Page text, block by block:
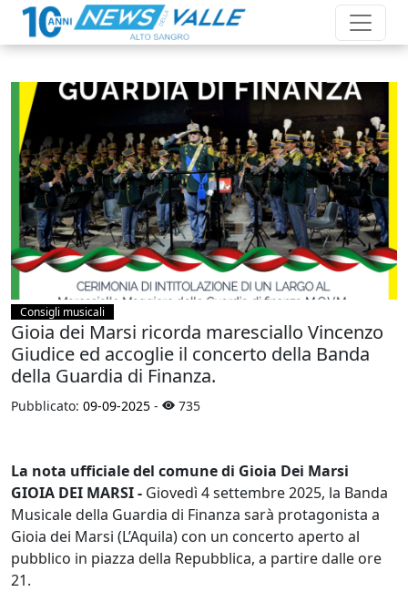
Consigli musicali
Gioia dei Marsi ricorda maresciallo Vincenzo
Giudice ed accoglie il concerto della Banda
della Guardia di Finanza.
Pubblicato: 09-09-2025 - 735
La nota ufficiale del comune di Gioia Dei Marsi
GIOIA DEI MARSI - Giovedì 4 settembre 2025, la Banda
Musicale della Guardia di Finanza sarà protagonista a
Gioia dei Marsi (L’Aquila) con un concerto aperto al
pubblico in piazza della Repubblica, a partire dalle ore
21.